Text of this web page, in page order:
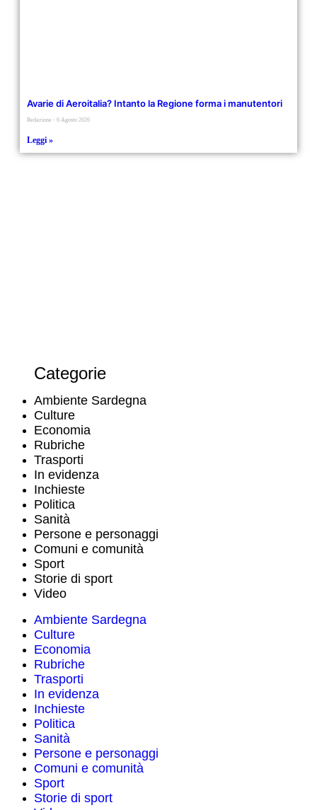
Avarie di Aeroitalia? Intanto la Regione forma i manutentori
Redazione 6 Agosto 2026
Leggi »
Categorie
Ambiente Sardegna
Culture
Economia
Rubriche
Trasporti
In evidenza
Inchieste
Politica
Sanità
Persone e personaggi
Comuni e comunità
Sport
Storie di sport
Video
Ambiente Sardegna
Culture
Economia
Rubriche
Trasporti
In evidenza
Inchieste
Politica
Sanità
Persone e personaggi
Comuni e comunità
Sport
Storie di sport